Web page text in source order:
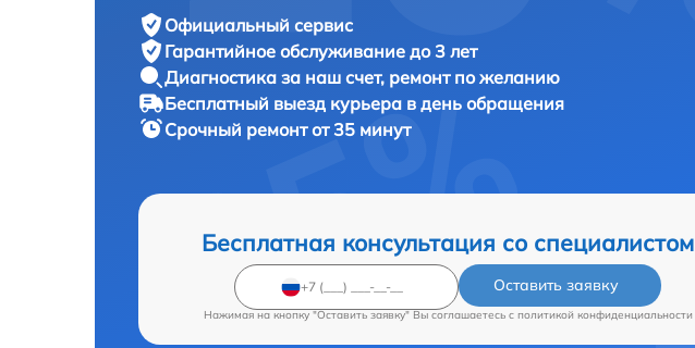
Официальный сервис
Гарантийное обслуживание до 3 лет
Диагностика за наш счет, ремонт по желанию
Бесплатный выезд курьера в день обращения
Срочный ремонтот 35 минут
Бесплатная консультация со специалистом
Оставить заявку
Нажимая на кнопку "Оставить заявку" Вы соглашаетесь c политикой конфиденциальности